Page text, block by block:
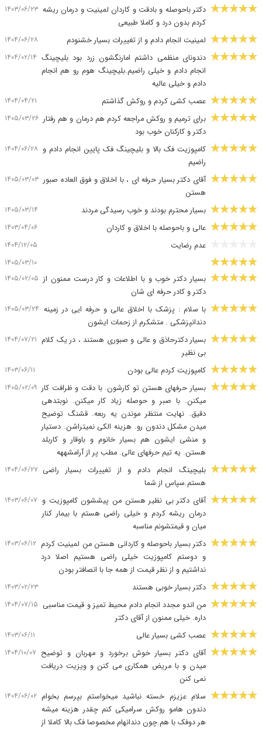
دکتر باحوصله و بادقت و کاردان لمینیت و درمان ریشه
کردم بدون درد و کاملا طبیعی
۱۴۰۳/۰۶/۲۳
لمینیت انجام دادم و از تغییرات بسیار خشنودم ۱۴۰۴/۰۶/۲۸
دندونای منظمی داشتم امارنگشون زرد بود بلیچینگ
انجام دادم و خیلی راضیم.بلیچینگ هوم رو هم انجام
دادم و خیلی عالیه
۱۴۰۴/۰۲/۱۴
عصب کشی کردم و روکش گذاشتم ۱۴۰۴/۰۴/۲۱
برای ترمیم و روکش مراجعه کردم هم درمان و هم رفتار
دکتر و کارکنان خوب بود
۱۴۰۵/۰۳/۲۶
کامپوزیت فک بالا و بلیچینگ فک پایین انجام دادم و
راضیم
۱۴۰۴/۰۶/۲۸
آقای دکتر بسیار حرفه ای ، با اخلاق و فوق العاده صبور
هستن
۱۴۰۵/۰۳/۰۳
بسیار محترم بودند و خوب رسیدگی مردند ۱۴۰۵/۰۳/۱۴
عالی و باحوصله با اخلاق و کاردان ۱۴۰۳/۰۴/۰۶
عدم رضایت
۱۴۰۴/۱۲/۰۵
۱۴۰۵/۰۳/۱۰
بسیار دکتر خوب و با اطلاعات و کار درست ممنون از
دکتر و کادر حرفه ای شان
۱۴۰۵/۰۲/۰۵
با سلام : پزشک با اخلاق عالی و حرفه ایی در زمینه
دندانپزشکی . متشکرم از زحمات ایشون
۱۴۰۵/۰۳/۲۴
بسیار دکترحاذق و عالی و صبوری هستند ، در یک کلام
بی نظیر
۱۴۰۴/۰۷/۲۱
کامپوزیت کردم عالی بودن ۱۴۰۳/۰۶/۱۱
بسیار حرفهای هستن تو کارشون. با دقت و ظرافت کار
میکنن. با صبر و حوصله زیاد کار میکنن. نوبتدهی
دقیق. نهایت منتظر موندن یه ربعه. قشنگ توضیح
میدن مشکل دندون رو. هزینه الکی نمیتراشن. دستیار
و منشی ایشون هم بسیار خانوم و باوقار و کاربلد
هستن. یه تیم حرفهای عالی. مطب پر از آرامشههه
۱۴۰۵/۰۲/۰۹
بلیچینگ انجام دادم و از تغییرات بسیار راضی
هستم.سپاس از شما
۱۴۰۴/۰۶/۲۷
آقای دکتر بی نظیر هستن من پیششون کامپوزیت و
درمان ریشه کردم و خیلی راضی هستم با بیمار کنار
میان و قیمتشونم مناسبه
۱۴۰۳/۰۶/۰۷
دکتر بسیار باحوصله و کاردانی هستن من لمینیت کردم
و دوستم کامپوزیت خیلی راضی هستیم اصلا درد
نداشتیم و از نظر قیمت از همه جا با انصافتر بودن
۱۴۰۳/۰۶/۱۲
دکتر بسیار خوبی هستند ۱۴۰۳/۰۲/۲۳
من اندو مجدد انجام دادم محیط تمیز و قیمت مناسبی
داره. خیلی ممنون از آقای دکتر
۱۴۰۴/۰۷/۱۵
عصب کشی بسیار عالی ۱۴۰۳/۰۶/۱۱
آقای دکتر بسیار خوش برخورد و مهربان و توضیح
میدن و با مریض همکاری می کنن و ویزیت دریافت
نمی کنن
۱۴۰۴/۱۰/۰۷
سلام عزیزم خسته نباشید میخواستم بپرسم بخوام
دندون هامو روکش سرامیکی کنم چقدر هزینه میشه
هر دوفک با هم.چون دندانهام مخصوصا فک بالا کاملا از
۱۴۰۴/۰۶/۰۲